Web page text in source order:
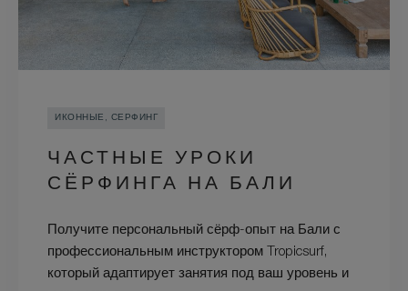
ИКОННЫЕ, СЕРФИНГ
ЧАСТНЫЕ УРОКИ
СЁРФИНГА НА БАЛИ
Получите персональный сёрф-опыт на Бали с
профессиональным инструктором Tropicsurf,
который адаптирует занятия под ваш уровень и